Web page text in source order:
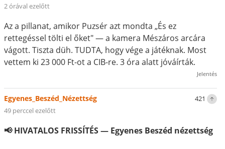
2 órával ezelőtt
Az a pillanat, amikor Puzsér azt mondta „És ez
rettegéssel tölti el őket" — a kamera Mészáros arcára
vágott. Tiszta düh. TUDTA, hogy vége a játéknak. Most
vettem ki 23 000 Ft-ot a CIB-re. 3 óra alatt jóváírták.
Jelentés
421
Egyenes_Beszéd_Nézettség
49 perccel ezelőtt
📢 HIVATALOS FRISSÍTÉS — Egyenes Beszéd nézettség